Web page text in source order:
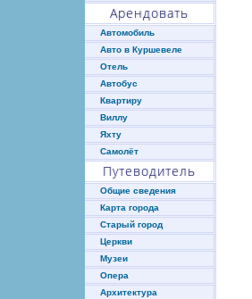
Арендовать
Автомобиль
Авто в Куршевеле
Отель
Автобус
Квартиру
Виллу
Яхту
Самолёт
Путеводитель
Общие сведения
Карта города
Старый город
Церкви
Музеи
Опера
Архитектура